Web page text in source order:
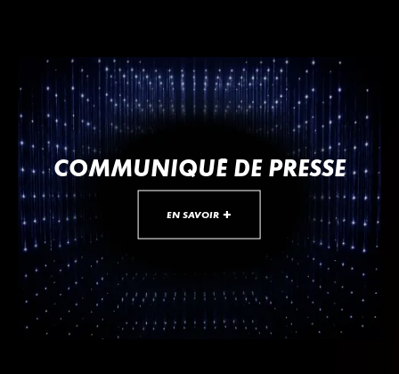
COMMUNIQUÉ DE PRESSE
EN SAVOIR +